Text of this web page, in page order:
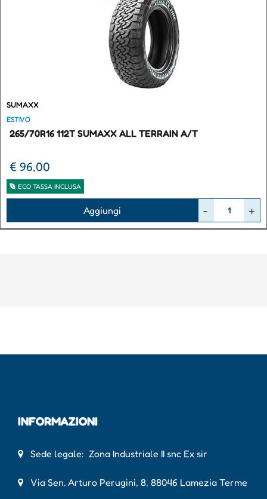
SUMAXX
ESTIVO
265/70R16 112T SUMAXX ALL TERRAIN A/T
€ 96,00
ECO TASSA INCLUSA
Aggiungi
INFORMAZIONI
Sede legale: Zona Industriale II snc Ex sir
Via Sen. Arturo Perugini, 8, 88046 Lamezia Terme